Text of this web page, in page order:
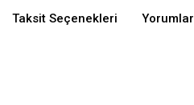
Taksit Seçenekleri Yorumlar